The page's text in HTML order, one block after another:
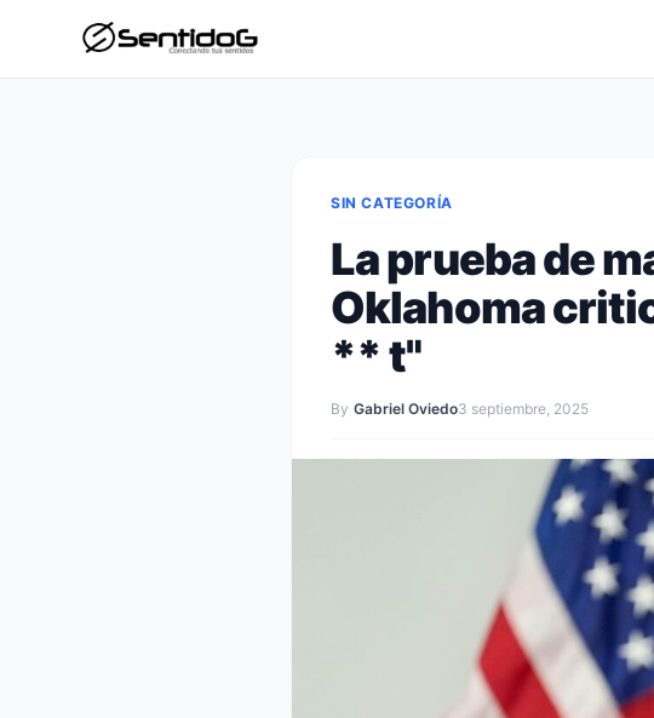
SIN CATEGORÍA
La prueba de
Oklahoma
** t"
By Gabriel Oviedo3 septiembre, 2025